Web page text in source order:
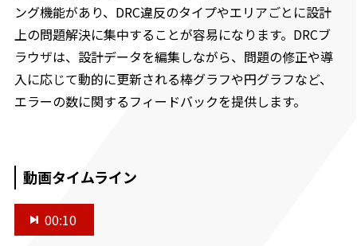
ング機能があり、DRC違反のタイプやエリアごとに設計
上の問題解決に集中することが容易になります。DRCブ
ラウザは、設計データを編集しながら、問題の修正や導
入に応じて動的に更新される棒グラフや円グラフなど、
エラーの数に関するフィードバックを提供します。
動画タイムライン
00:10